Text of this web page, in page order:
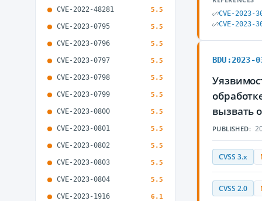
CVE-2022-48281 5.5
CVE-2023-0795 5.5
CVE-2023-0796 5.5
CVE-2023-0797 5.5
CVE-2023-0798 5.5
CVE-2023-0799 5.5
CVE-2023-0800 5.5
CVE-2023-0801 5.5
CVE-2023-0802 5.5
CVE-2023-0803 5.5
CVE-2023-0804 5.5
CVE-2023-1916 6.1
CVE-2023-
CVE-2023-
BDU:2023-
вызвать
PUBLISHED:
CVSS 3.x
CVSS 2.0